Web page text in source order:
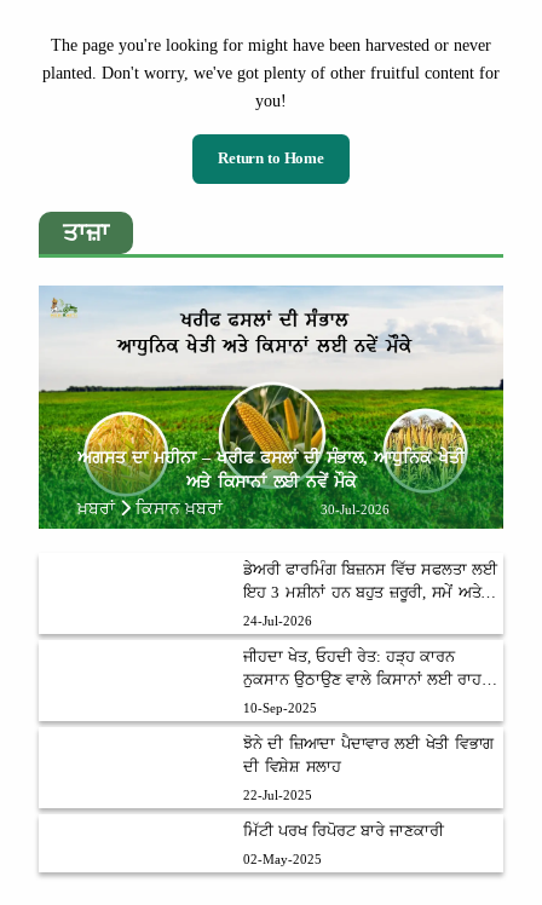
The page you're looking for might have been harvested or never
planted. Don't worry, we've got plenty of other fruitful content for
you!
Return to Home
ਤਾਜ਼ਾ
ਅਗਸਤ ਦਾ ਮਹੀਨਾ – ਖਰੀਫ ਫਸਲਾਂ ਦੀ ਸੰਭਾਲ, ਆਧੁਨਿਕ ਖੇਤੀ
ਅਤੇ ਕਿਸਾਨਾਂ ਲਈ ਨਵੇਂ ਮੌਕੇ
ਖ਼ਬਰਾਂ
ਕਿਸਾਨ ਖ਼ਬਰਾਂ 30-Jul-2026
ਡੇਅਰੀ ਫਾਰਮਿੰਗ ਬਿਜ਼ਨਸ ਵਿੱਚ ਸਫਲਤਾ ਲਈ
ਇਹ 3 ਮਸ਼ੀਨਾਂ ਹਨ ਬਹੁਤ ਜ਼ਰੂਰੀ, ਸਮੇਂ ਅਤੇ
ਮਿਹਨਤ ਦੀ ਬਚਤ ਨਾਲ ਵਧੇਗਾ ਮੁਨਾਫ਼ਾ
24-Jul-2026
ਜੀਹਦਾ ਖੇਤ, ਓਹਦੀ ਰੇਤ: ਹੜ੍ਹ ਕਾਰਨ
ਨੁਕਸਾਨ ਉਠਾਉਣ ਵਾਲੇ ਕਿਸਾਨਾਂ ਲਈ ਰਾਹਤ
ਯੋਜਨਾ
10-Sep-2025
ਝੋਨੇ ਦੀ ਜ਼ਿਆਦਾ ਪੈਦਾਵਾਰ ਲਈ ਖੇਤੀ ਵਿਭਾਗ
ਦੀ ਵਿਸ਼ੇਸ਼ ਸਲਾਹ
22-Jul-2025
ਮਿੱਟੀ ਪਰਖ ਰਿਪੋਰਟ ਬਾਰੇ ਜਾਣਕਾਰੀ
02-May-2025